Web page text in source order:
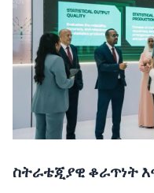
ስትራቴጂያዊ ቆራጥነት